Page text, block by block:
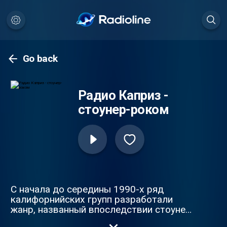
Go back
Радио Каприз -
стоунер-роком
С начала до середины 1990-х ряд
калифорнийских групп разработали
жанр, названный впоследствии стоунер-